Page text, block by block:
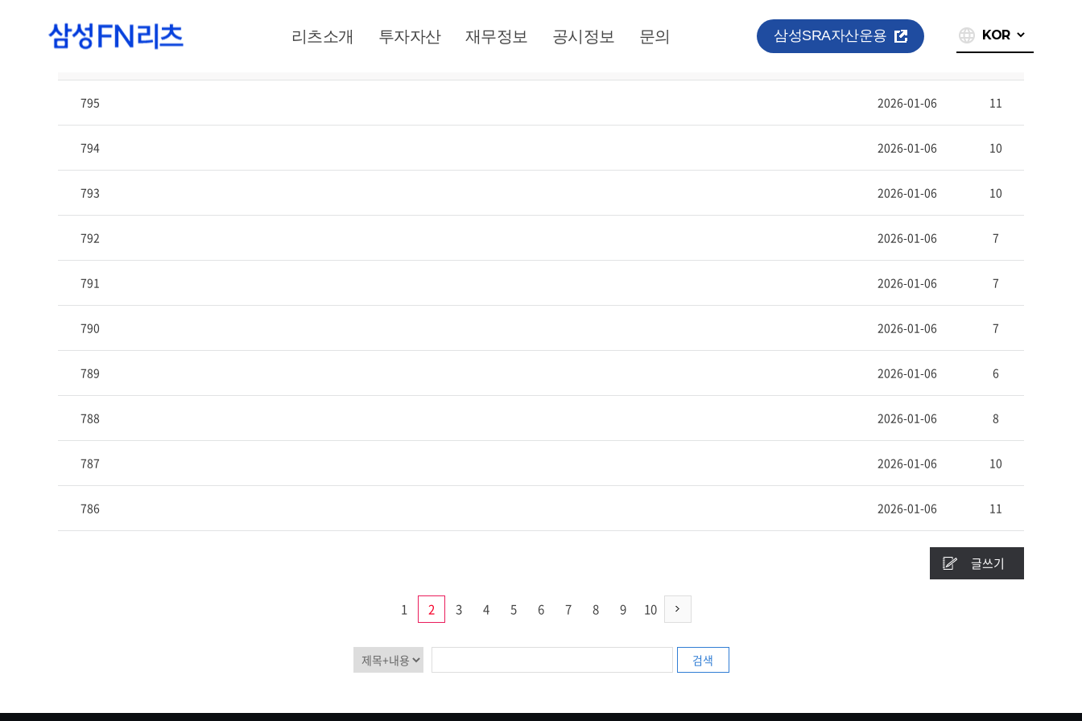
리츠소개 투자자산 재무정보 공시정보 문의
삼성SRA자산운용
795 2026-01-06 11
794 2026-01-06 10
793 2026-01-06 10
792 2026-01-06 7
791 2026-01-06 7
790 2026-01-06 7
789 2026-01-06 6
788 2026-01-06 8
787 2026-01-06 10
786 2026-01-06 11
글쓰기
1 2 3 4 5 6 7 8 9 10
검색